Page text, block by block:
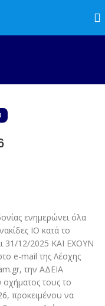
ενημερώνει όλα
ΙΟ κατά το
31/12/2025 ΚΑΙ ΕΧΟΥΝ
e-mail της Λέσχης
την ΑΔΕΙΑ
τους το
προκειμένου να